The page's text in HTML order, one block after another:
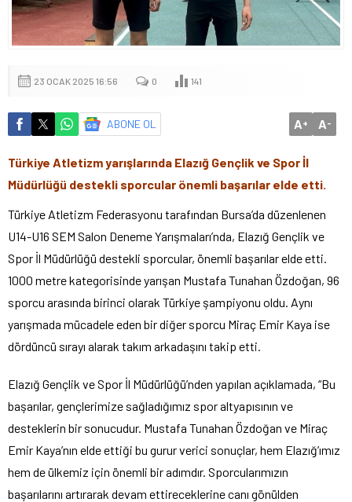
23 OCAK 2025 16:56 0 141
ABONE OL A+ A-
Türkiye Atletizm yarışlarında Elazığ Gençlik ve Spor İl
Müdürlüğü destekli sporcular önemli başarılar elde etti.
Türkiye Atletizm Federasyonu tarafından Bursa’da düzenlenen
U14-U16 SEM Salon Deneme Yarışmaları’nda, Elazığ Gençlik ve
Spor İl Müdürlüğü destekli sporcular, önemli başarılar elde etti.
1000 metre kategorisinde yarışan Mustafa Tunahan Özdoğan, 96
sporcu arasında birinci olarak Türkiye şampiyonu oldu. Aynı
yarışmada mücadele eden bir diğer sporcu Miraç Emir Kaya ise
dördüncü sırayı alarak takım arkadaşını takip etti.
Elazığ Gençlik ve Spor İl Müdürlüğü’nden yapılan açıklamada, “Bu
başarılar, gençlerimize sağladığımız spor altyapısının ve
desteklerin bir sonucudur. Mustafa Tunahan Özdoğan ve Miraç
Emir Kaya’nın elde ettiği bu gurur verici sonuçlar, hem Elazığ’ımız
hem de ülkemiz için önemli bir adımdır. Sporcularımızın
başarılarını artırarak devam ettireceklerine canı gönülden